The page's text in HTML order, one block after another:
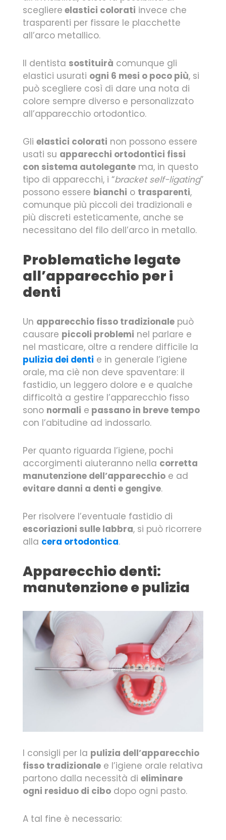
scegliere elastici colorati invece che
trasparenti per fissare le placchette
all’arco metallico.
Il dentista sostituirà comunque gli
elastici usurati ogni 6 mesi o poco più, si
può scegliere così di dare una nota di
colore sempre diverso e personalizzato
all’apparecchio ortodontico.
Gli elastici colorati non possono essere
usati su apparecchi ortodontici fissi
con sistema autolegante ma, in questo
tipo di apparecchi, i “bracket self-ligating”
possono essere bianchi o trasparenti,
comunque più piccoli dei tradizionali e
più discreti esteticamente, anche se
necessitano del filo dell’arco in metallo.
Problematiche legate
all’apparecchio per i
denti
Un apparecchio fisso tradizionale può
causare piccoli problemi nel parlare e
nel masticare, oltre a rendere difficile la
pulizia dei denti e in generale l’igiene
orale, ma ciè non deve spaventare: il
fastidio, un leggero dolore e e qualche
difficoltà a gestire l’apparecchio fisso
sono normali e passano in breve tempo
con l’abitudine ad indossarlo.
Per quanto riguarda l’igiene, pochi
accorgimenti aiuteranno nella corretta
manutenzione dell’apparecchio e ad
evitare danni a denti e gengive.
Per risolvere l’eventuale fastidio di
escoriazioni sulle labbra, si può ricorrere
alla cera ortodontica.
Apparecchio denti:
manutenzione e pulizia
I consigli per la pulizia dell’apparecchio
fisso tradizionale e l’igiene orale relativa
partono dalla necessità di eliminare
ogni residuo di cibo dopo ogni pasto.
A tal fine è necessario: